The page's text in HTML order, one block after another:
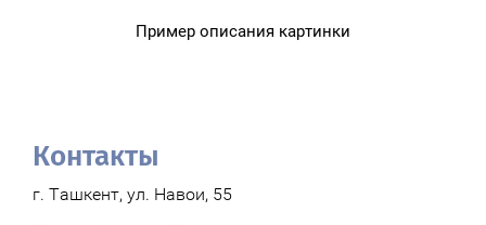
Пример описания картинки
Контакты
г. Ташкент, ул. Навои, 55